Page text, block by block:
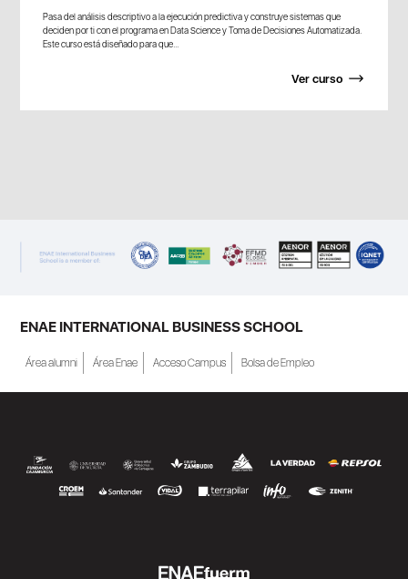
Pasa del análisis descriptivo a la ejecución predictiva y construye sistemas que
deciden por ti con el programa en Data Science y Toma de Decisiones Automatizada.
Este curso está diseñado para que...
Ver curso
ENAE INTERNATIONAL BUSINESS SCHOOL
Área alumni Área Enae Acceso Campus Bolsa de Empleo